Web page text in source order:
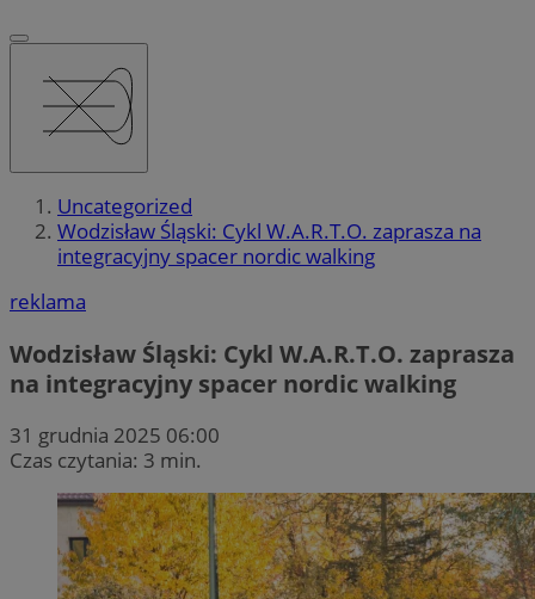
Uncategorized
Wodzisław Śląski: Cykl W.A.R.T.O. zaprasza na
integracyjny spacer nordic walking
reklama
Wodzisław Śląski: Cykl W.A.R.T.O. zaprasza
na integracyjny spacer nordic walking
31 grudnia 2025 06:00
Czas czytania: 3 min.